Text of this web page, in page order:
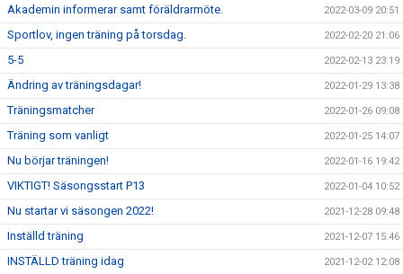
Akademin informerar samt föräldrarmöte. 2022-03-09 20:51
Sportlov, ingen träning på torsdag. 2022-02-20 21:06
5-5 2022-02-13 23:19
Ändring av träningsdagar! 2022-01-29 13:38
Träningsmatcher 2022-01-26 09:08
Träning som vanligt 2022-01-25 14:07
Nu börjar träningen! 2022-01-16 19:42
VIKTIGT! Säsongsstart P13 2022-01-04 10:52
Nu startar vi säsongen 2022! 2021-12-28 09:48
Inställd träning 2021-12-07 15:46
INSTÄLLD träning idag 2021-12-02 12:08